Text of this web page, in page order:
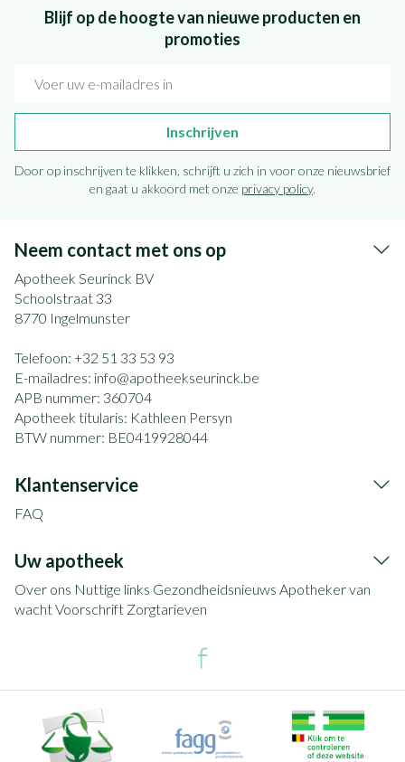
Blijf op de hoogte van nieuwe producten en
promoties
Inschrijven
Door op inschrijven te klikken, schrijft u zich in voor onze nieuwsbrief
en gaat u akkoord met onze privacy policy.
Neem contact met ons op
Apotheek Seurinck BV
Schoolstraat 33
8770 Ingelmunster
Telefoon: +32 51 33 53 93
E-mailadres: info@apotheekseurinck.be
APB nummer: 360704
Apotheek titularis: Kathleen Persyn
BTW nummer: BE0419928044
Klantenservice
FAQ
Uw apotheek
Over ons Nuttige links Gezondheidsnieuws Apotheker van
wachtVoorschrift Zorgtarieven